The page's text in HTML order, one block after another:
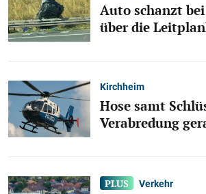
Auto schanzt
über die
Kirchheim
Hose samt
Verabredung
Verkehr